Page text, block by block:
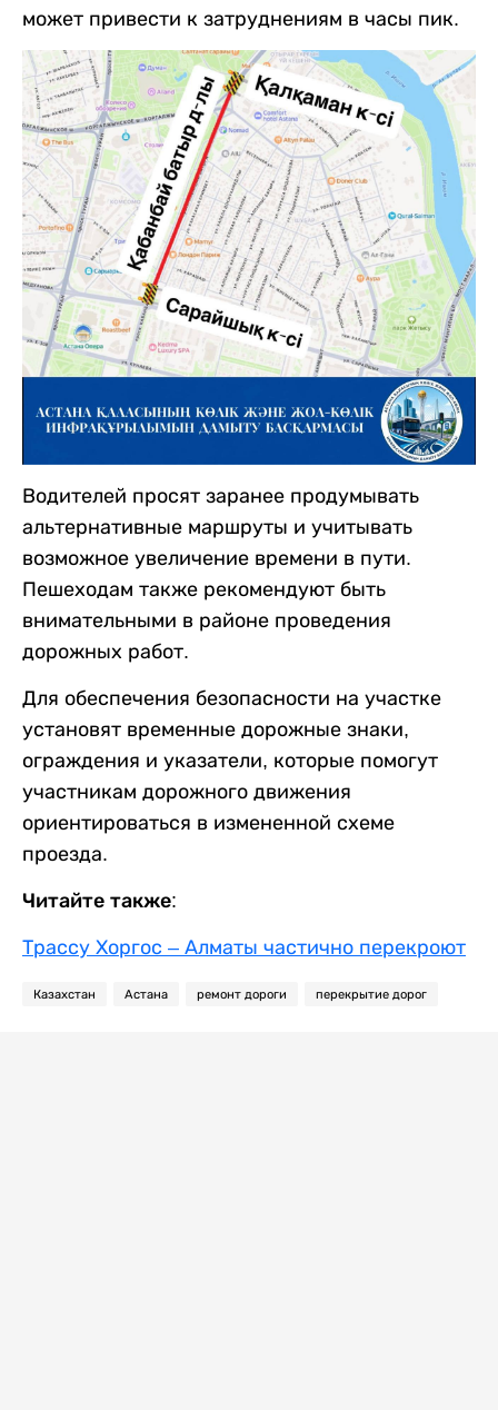
может привести к затруднениям в часы пик.
Водителей просят заранее продумывать
альтернативные маршруты и учитывать
возможное увеличение времени в пути.
Пешеходам также рекомендуют быть
внимательными в районе проведения
дорожных работ.
Для обеспечения безопасности на участке
установят временные дорожные знаки,
ограждения и указатели, которые помогут
участникам дорожного движения
ориентироваться в измененной схеме
проезда.
Читайте также:
Трассу Хоргос – Алматы частично перекроют
Казахстан Астана ремонт дороги перекрытие дорог